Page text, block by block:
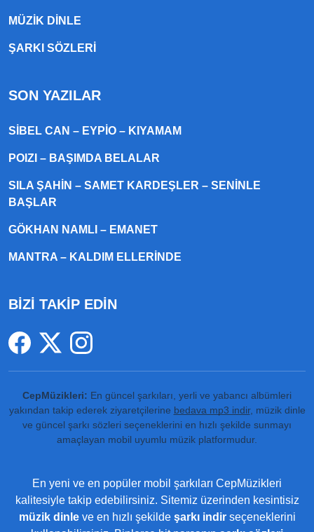
MÜZIK DINLE
ŞARKI SÖZLERI
SON YAZILAR
SIBEL CAN – EYPIO – KIYAMAM
POIZI – BAŞIMDA BELALAR
SILA ŞAHIN – SAMET KARDEŞLER – SENINLE
BAŞLAR
GÖKHAN NAMLI – EMANET
MANTRA – KALDIM ELLERINDE
BİZİ TAKİP EDİN
CepMüzikleri: En güncel şarkıları, yerli ve yabancı albümleri
yakından takip ederek ziyaretçilerine bedava mp3 indir, müzik dinle
ve güncel şarkı sözleri seçeneklerini en hızlı şekilde sunmayı
amaçlayan mobil uyumlu müzik platformudur.
En yeni ve en popüler mobil şarkıları CepMüzikleri
kalitesiyle takip edebilirsiniz. Sitemiz üzerinden kesintisiz
müzik dinleve en hızlı şekilde şarkı indirseçeneklerini